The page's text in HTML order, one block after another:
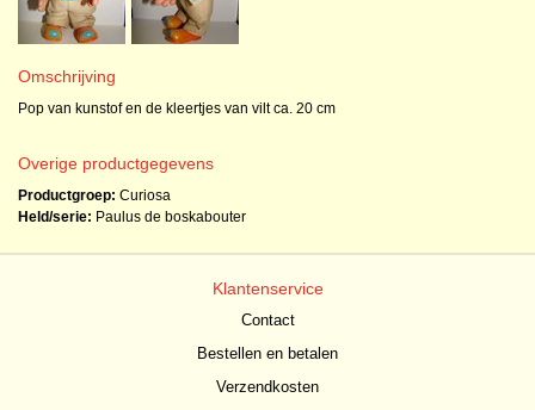
Omschrijving
Pop van kunstof en de kleertjes van vilt ca. 20 cm
Overige productgegevens
Productgroep: Curiosa
Held/serie: Paulus de boskabouter
Klantenservice
Contact
Bestellen en betalen
Verzendkosten